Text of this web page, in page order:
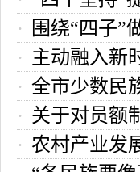
围绕“四子”
主动融入新
全市少数民
关于对员额
农村产业发